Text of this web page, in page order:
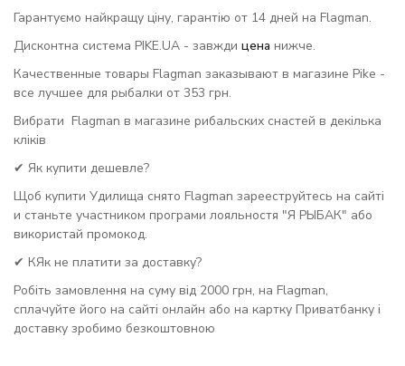
Гарантуємо найкращу ціну, гарантію от 14 дней на Flagman.
Дисконтна система PIKE.UA - завжди цена нижче.
Качественные товары Flagman заказывают в магазине Pike -
все лучшее для рыбалки от 353 грн.
Вибрати Flagman в магазине рибальских снастей в декілька
кліків
✔ Як купити дешевле?
Щоб купити Удилища снято Flagman зарееструйтесь на сайті
и станьте участником програми лояльностя "Я РЫБАК" або
використай промокод.
✔ КЯк не платити за доставку?
Робіть замовлення на суму від 2000 грн, на Flagman,
сплачуйте його на сайті онлайн або на картку Приватбанку і
доставку зробимо безкоштовною